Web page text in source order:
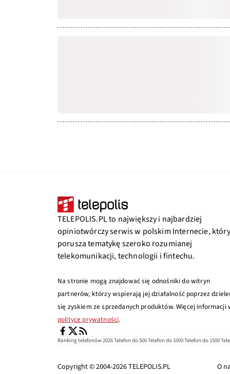
TELEPOLIS.PL to największy i najbardziej
opiniotwórczy serwis w polskim Internecie, który
porusza tematykę szeroko rozumianej
telekomunikacji, technologii i fintechu.
Na stronie mogą znajdować się odnośniki do witryn
partnerów, którzy wspierają jej działalność poprzez
się zyskiem ze sprzedanych produktów. Więcej informacji
polityce prywatności.
Ranking telefonów 2026Telefon do 500Telefon do 1000Telefon do 1500
Copyright © 2004-2026TELEPOLIS.PL O